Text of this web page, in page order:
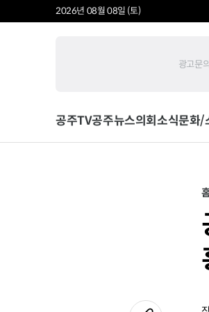
2026년 08월 08일 (토)
광고문의
공주TV공주뉴스의회소식문화/